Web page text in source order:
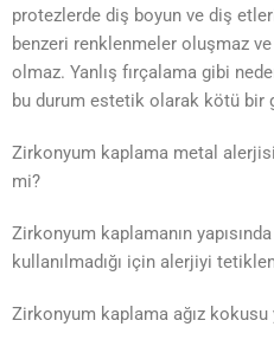
protezlerde diş boyun ve diş
benzeri renklenmeler oluşmaz
olmaz. Yanlış fırçalama gibi
bu durum estetik olarak kötü bir
Zirkonyum kaplama metal
mi?
Zirkonyum kaplamanın
kullanılmadığı için alerjiyi
Zirkonyum kaplama ağız kokusu